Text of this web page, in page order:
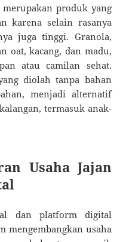
produk yang
karena selain rasanya
juga tinggi. Granola,
oat, kacang, dan madu,
atau camilan sehat.
diolah tanpa bahan
menjadi alternatif
termasuk anak-
Usaha Jajan
dan platform digital
mengembangkan usaha